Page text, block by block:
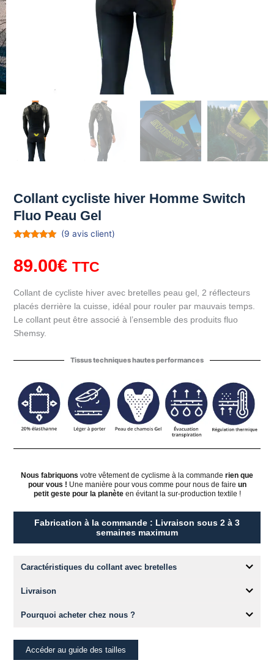
Collant cycliste hiver Homme Switch
Fluo Peau Gel
basé sur
notations
(9 avis client)
89.00€ TTC
Collant de cycliste hiver avec bretelles peau gel, 2 réflecteurs
placés derrière la cuisse, idéal pour rouler par mauvais temps.
Le collant peut être associé à l’ensemble des produits fluo
Shemsy.
Tissus techniques hautes performances
Nous fabriquons votre vêtement de cyclisme à la commande rien que
pour vous ! Une manière pour vous comme pour nous de faire un
petit geste pour la planèteen évitant la sur-production textile !
Fabrication à la commande : Livraison sous 2 à 3
semaines maximum
Caractéristiques du collant avec bretelles
Livraison
Pourquoi acheter chez nous ?
Accéder au guide des tailles